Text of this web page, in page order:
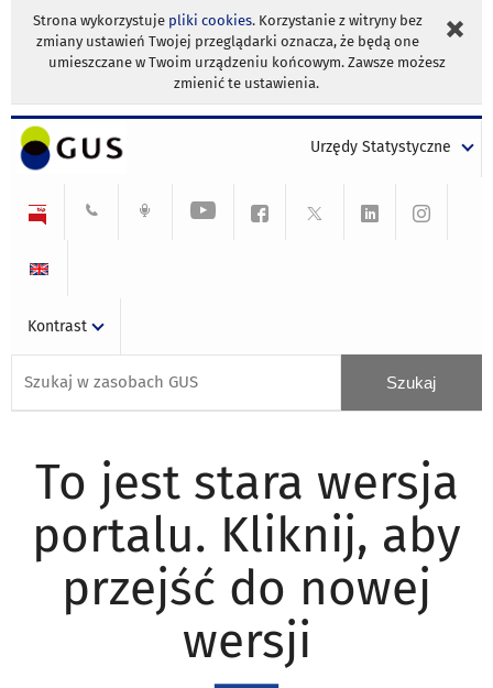
Strona wykorzystuje pliki cookies. Korzystanie z witryny bez
zmiany ustawień Twojej przeglądarki oznacza, że będą one
umieszczane w Twoim urządzeniu końcowym. Zawsze możesz
zmienić te ustawienia.
Urzędy Statystyczne
Kontrast
To jest stara wersja
portalu. Kliknij, aby
przejść do nowej
wersji